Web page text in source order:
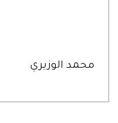
محمد الوزيري